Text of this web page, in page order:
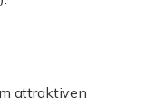
attraktiven